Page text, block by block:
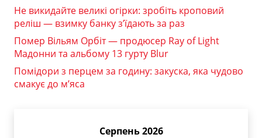
Не викидайте великі огірки: зробіть кроповий
реліш — взимку банку з’їдають за раз
Помер Вільям Орбіт — продюсер Ray of Light
Мадонни та альбому 13 гурту Blur
Помідори з перцем за годину: закуска, яка чудово
смакує до м’яса
Серпень 2026